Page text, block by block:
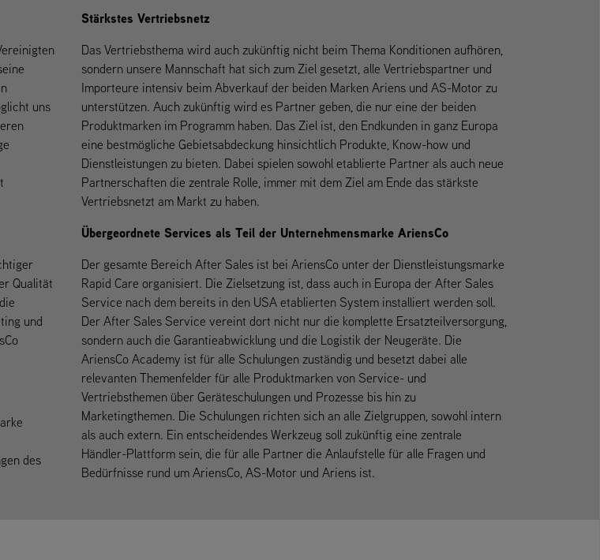
uns
Qualität
und
des
Stärkstes Vertriebsnetz
Das Vertriebsthema wird auch zukünftig nicht beim Thema Konditionen aufhören,
sondern unsere Mannschaft hat sich zum Ziel gesetzt, alle Vertriebspartner und
Importeure intensiv beim Abverkauf der beiden Marken Ariens und AS-Motor zu
unterstützen. Auch zukünftig wird es Partner geben, die nur eine der beiden
Produktmarken im Programm haben. Das Ziel ist, den Endkunden in ganz Europa
eine bestmögliche Gebietsabdeckung hinsichtlich Produkte, Know-how und
Dienstleistungen zu bieten. Dabei spielen sowohl etablierte Partner als auch neue
Partnerschaften die zentrale Rolle, immer mit dem Ziel am Ende das stärkste
Vertriebsnetzt am Markt zu haben.
Übergeordnete Services als Teil der Unternehmensmarke AriensCo
Der gesamte Bereich After Sales ist bei AriensCo unter der Dienstleistungsmarke
Rapid Care organisiert. Die Zielsetzung ist, dass auch in Europa der After Sales
Service nach dem bereits in den USA etablierten System installiert werden soll.
Der After Sales Service vereint dort nicht nur die komplette Ersatzteilversorgung,
sondern auch die Garantieabwicklung und die Logistik der Neugeräte. Die
AriensCo Academy ist für alle Schulungen zuständig und besetzt dabei alle
relevanten Themenfelder für alle Produktmarken von Service- und
Vertriebsthemen über Geräteschulungen und Prozesse bis hin zu
Marketingthemen. Die Schulungen richten sich an alle Zielgruppen, sowohl intern
als auch extern. Ein entscheidendes Werkzeug soll zukünftig eine zentrale
Händler-Plattform sein, die für alle Partner die Anlaufstelle für alle Fragen und
Bedürfnisse rund um AriensCo, AS-Motor und Ariens ist.